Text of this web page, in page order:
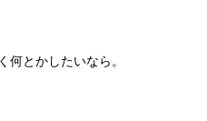
何とかしたいなら。